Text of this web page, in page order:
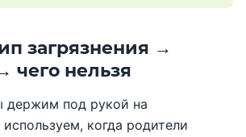
загрязнения →
чего нельзя
держим под рукой на
когда родители